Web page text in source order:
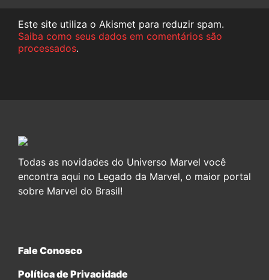
Este site utiliza o Akismet para reduzir spam.
Saiba como seus dados em comentários são
processados.
Todas as novidades do Universo Marvel você
encontra aqui no Legado da Marvel, o maior portal
sobre Marvel do Brasil!
Fale Conosco
Política de Privacidade